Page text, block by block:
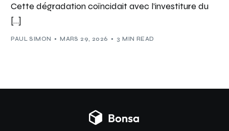
Cette dégradation coïncidait avec l’investiture du
[…]
PAUL SIMON MARS 29, 2026 3 MIN READ